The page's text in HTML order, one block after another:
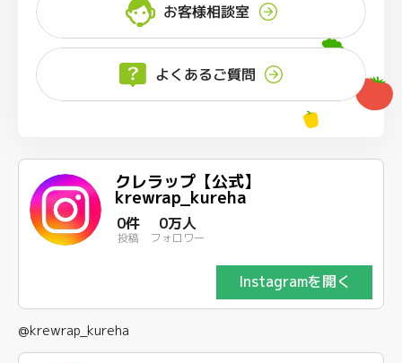
お客様相談室
よくあるご質問
クレラップ【公式】
krewrap_kureha
0件
投稿
0万人
フォロワー
Instagramを開く
@krewrap_kureha